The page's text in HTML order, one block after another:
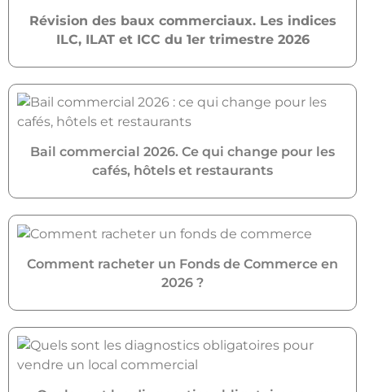
Révision des baux commerciaux. Les indices
ILC, ILAT et ICC du 1er trimestre 2026
Bail commercial 2026. Ce qui change pour les
cafés, hôtels et restaurants
Comment racheter un Fonds de Commerce en
2026 ?